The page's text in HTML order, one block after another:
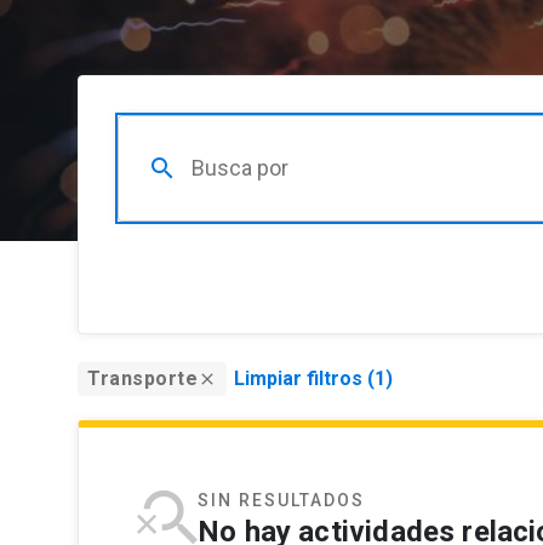
search
Filtrar por audiencia
Transporte close Limpiar filtros (1)
SIN RESULTADOS
No hay actividades